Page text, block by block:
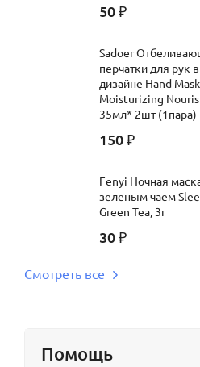
50 ₽
Sadoer
перчатки для рук
дизайне Hand Mask
Moisturizing
35мл* 2шт (1пара)
150 ₽
Fenyi Ночная
зеленым чаем
Green Tea, 3г
30 ₽
Смотреть все
Помощь